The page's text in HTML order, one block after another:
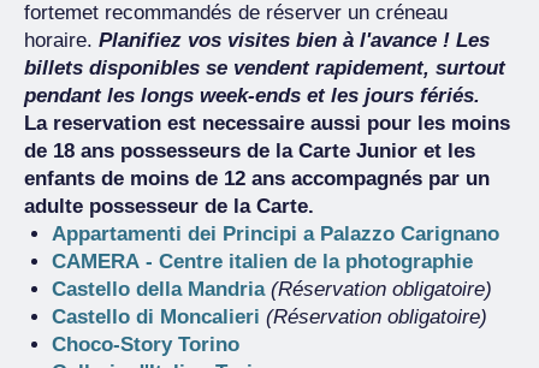
fortemet recommandés de réserver un créneau
horaire. Planifiez vos visites bien à l'avance ! Les
billets disponibles se vendent rapidement, surtout
pendant les longs week-ends et les jours fériés.
La reservation est necessaire aussi pour les moins
de 18 ans possesseurs de la Carte Junior et les
enfants de moins de 12 ans accompagnés par un
adulte possesseur de la Carte.
Appartamenti dei Principi a Palazzo Carignano
CAMERA - Centre italien de la photographie
Castello della Mandria (Réservation obligatoire)
Castello di Moncalieri (Réservation obligatoire)
Choco-Story Torino